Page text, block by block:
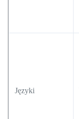
Języki